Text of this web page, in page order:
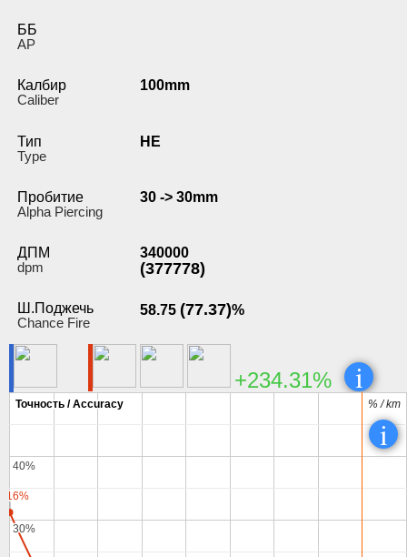
ББ
AP
Калбир
Caliber
100mm
Тип
Type
HE
Пробитие
Alpha Piercing
30 -> 30mm
ДПМ
dpm
340000
(377778)
Ш.Поджечь
Chance Fire
58.75 (77.37)%
+234.31%
i
i
Точность / Accuracy
Точность / Accuracy
30%
30%
40%
40%
% / km
% / km